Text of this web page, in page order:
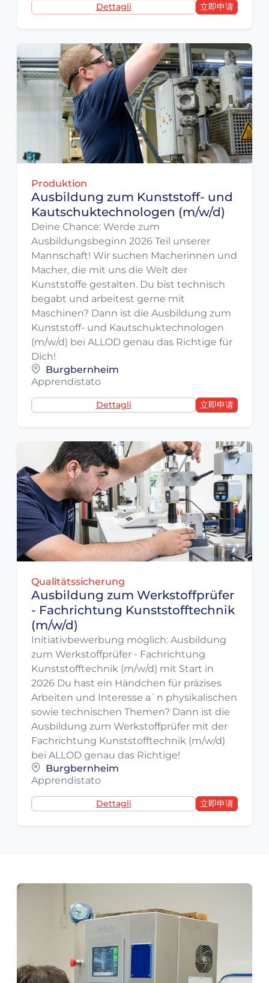
Dettagli 立即申请
Produktion
Ausbildung zum Kunststoff- und
Kautschuktechnologen (m/w/d)
Deine Chance: Werde zum
Ausbildungsbeginn 2026 Teil unserer
Mannschaft! Wir suchen Macherinnen und
Macher, die mit uns die Welt der
Kunststoffe gestalten. Du bist technisch
begabt und arbeitest gerne mit
Maschinen? Dann ist die Ausbildung zum
Kunststoff- und Kautschuktechnologen
(m/w/d) bei ALLOD genau das Richtige für
Dich!
Burgbernheim
Apprendistato
Dettagli 立即申请
Qualitätssicherung
Ausbildung zum Werkstoffprüfer
- Fachrichtung Kunststofftechnik
(m/w/d)
Initiativbewerbung möglich: Ausbildung
zum Werkstoffprüfer - Fachrichtung
Kunststofftechnik (m/w/d) mit Start in
2026 Du hast ein Händchen für präzises
Arbeiten und Interesse a`n physikalischen
sowie technischen Themen? Dann ist die
Ausbildung zum Werkstoffprüfer mit der
Fachrichtung Kunststofftechnik (m/w/d)
bei ALLOD genau das Richtige!
Burgbernheim
Apprendistato
Dettagli 立即申请